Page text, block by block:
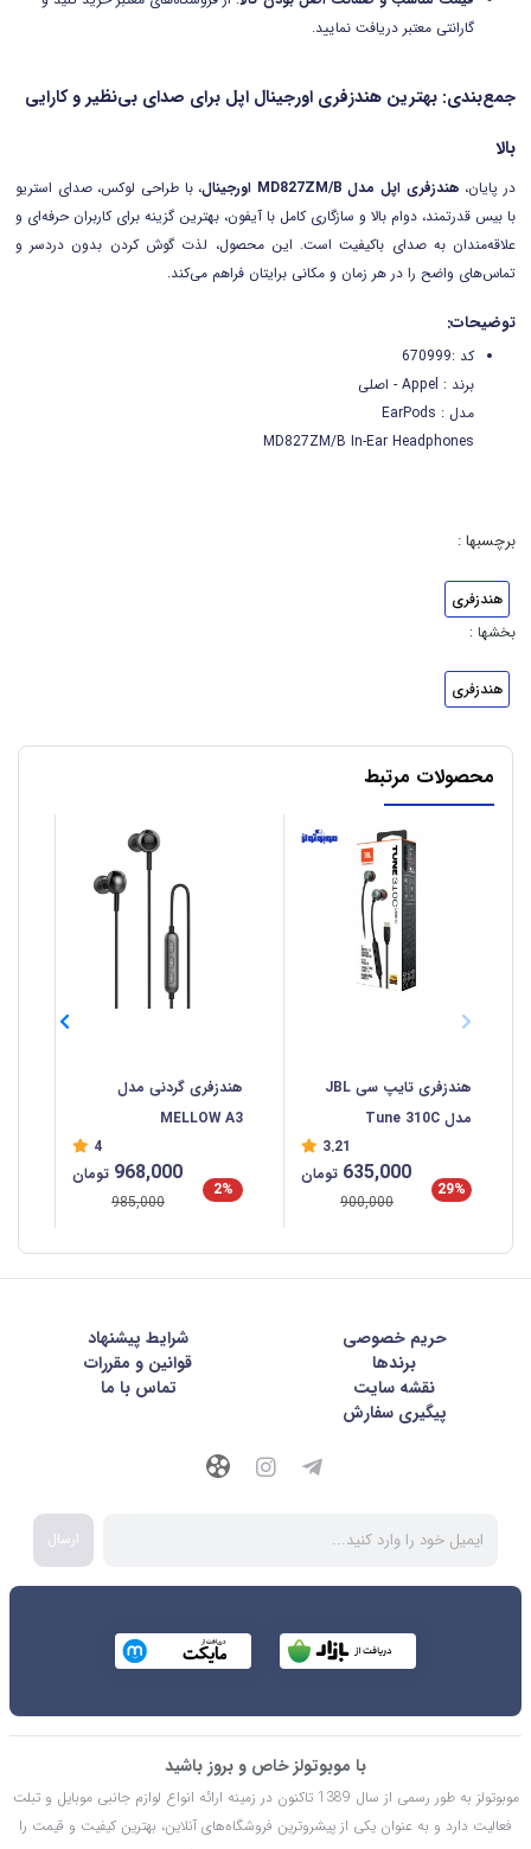
گارانتی معتبر دریافت نمایید.
جمع‌بندی: بهترین هندزفری اورجینال اپل برای صدای بی‌نظیر و کارایی
بالا
در پایان، هندزفری اپل مدل MD827ZM/B اورجینال
، با طراحی لوکس، صدای استریو
با بیس قدرتمند، دوام بالا و سازگاری کامل با آیفون، بهترین گزینه برای کاربران حرفه‌ای و
علاقه‌مندان به صدای باکیفیت است. این محصول، لذت گوش کردن بدون دردسر و
تماس‌های واضح را در هر زمان و مکانی برایتان فراهم می‌کند.
توضیحات:
کد :670999
برند : Appel - اصلی
مدل : EarPods
MD827ZM/B In-Ear Headphones
برچسبها :
هندزفری
بخشها :
هندزفری
محصولات مرتبط
هندزفری تایپ سی JBL
مدل Tune 310C
3.21
29%
635,000 تومان
900,000
هندزفری گردنی مدل
MELLOW A3
4
2%
968,000 تومان
985,000
حریم خصوصی
شرايط پيشنهاد
برندها
قوانین و مقررات
نقشه سایت
تماس با ما
پیگیری سفارش
ارسال
با موبوتولز خاص و بروز باشید
موبوتولز به طور رسمی از سال 1389 تاکنون در زمینه ارائه انواع لوازم جانبی موبایل و تبلت
فعالیت دارد و به عنوان یکی از پیشروترین فروشگاه‌های آنلاین، بهترین کیفیت و قیمت را